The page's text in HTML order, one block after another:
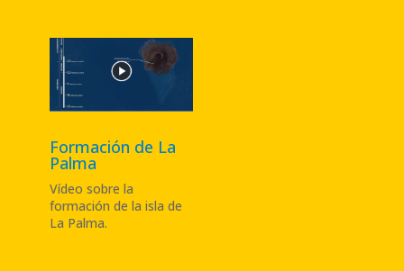
Formación de La
Palma
Vídeo sobre la
formación de la isla de
La Palma.